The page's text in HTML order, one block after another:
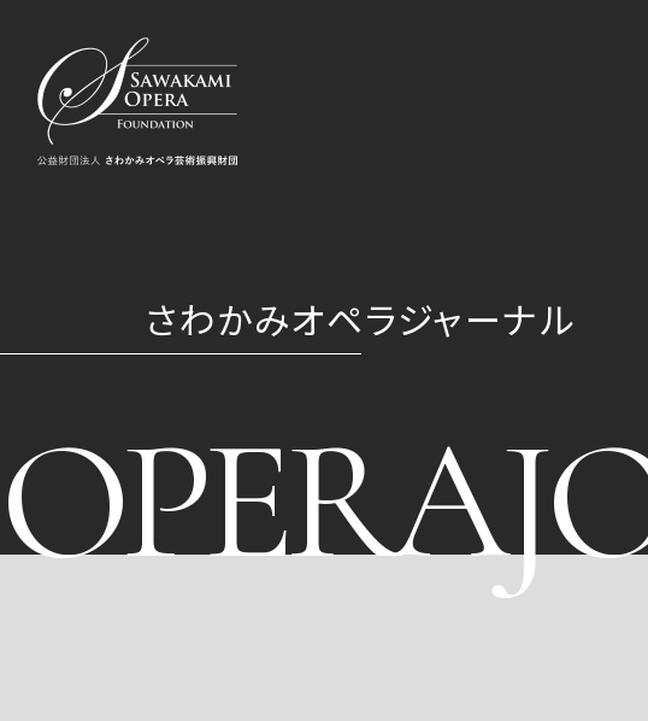
さわかみオペラジャーナル